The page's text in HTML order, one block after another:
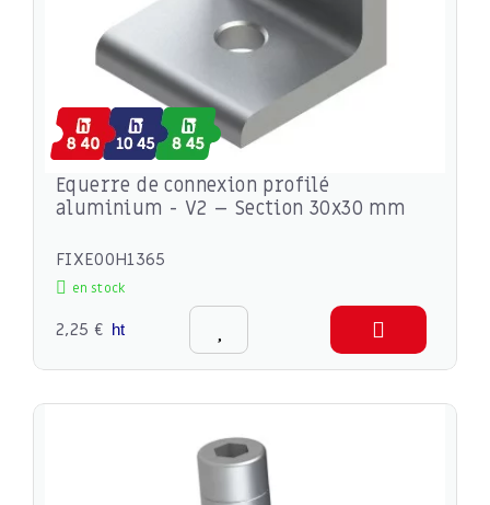
Equerre de connexion profilé
aluminium - V2 – Section 30x30 mm
FIXE00H1365
en stock
2,25 € ht